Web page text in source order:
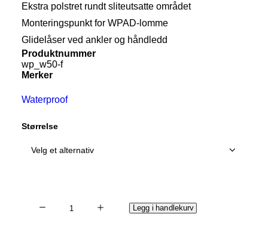
Ekstra polstret rundt sliteutsatte området
Monteringspunkt for WPAD-lomme
Glidelåser ved ankler og håndledd
Produktnummer
wp_w50-f
Merker
Waterproof
Størrelse
Legg i handlekurv